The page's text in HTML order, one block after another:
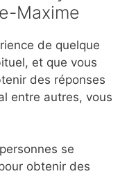
Maxime
de quelque
et que vous
des réponses
entre autres, vous
se
obtenir des